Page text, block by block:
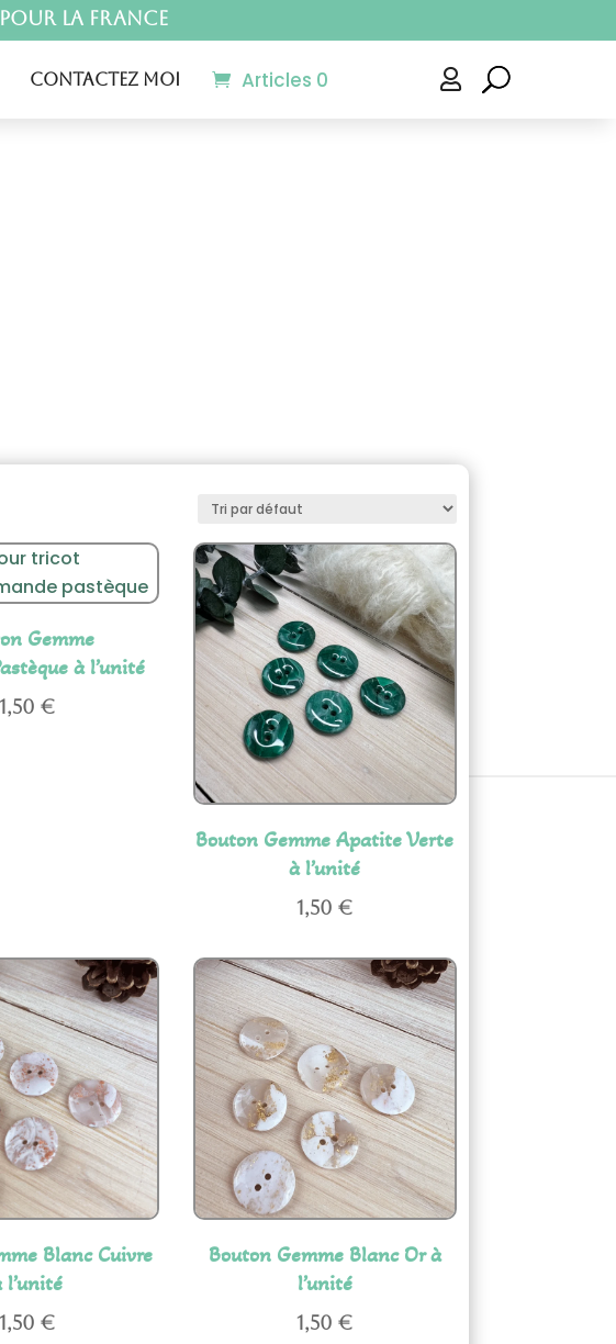
la France
Contactez moi Articles 0 
Gemme
à l’unité
1,50€
Bouton Gemme Apatite Verte
à l’unité
1,50€
Blanc Cuivre
l’unité
1,50€
Bouton Gemme Blanc Or à
l’unité
1,50€